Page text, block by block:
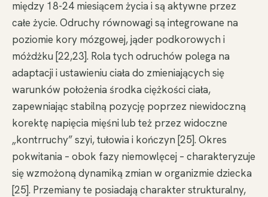
między 18-24 miesiącem życia i są aktywne przez
całe życie. Odruchy równowagi są integrowane na
poziomie kory mózgowej, jąder podkorowych i
móżdżku [22,23]. Rola tych odruchów polega na
adaptacji i ustawieniu ciała do zmieniających się
warunków położenia środka ciężkości ciała,
zapewniając stabilną pozycję poprzez niewidoczną
korektę napięcia mięśni lub też przez widoczne
„kontrruchy” szyi, tułowia i kończyn [25]. Okres
pokwitania – obok fazy niemowlęcej – charakteryzuje
się wzmożoną dynamiką zmian w organizmie dziecka
[25]. Przemiany te posiadają charakter strukturalny,